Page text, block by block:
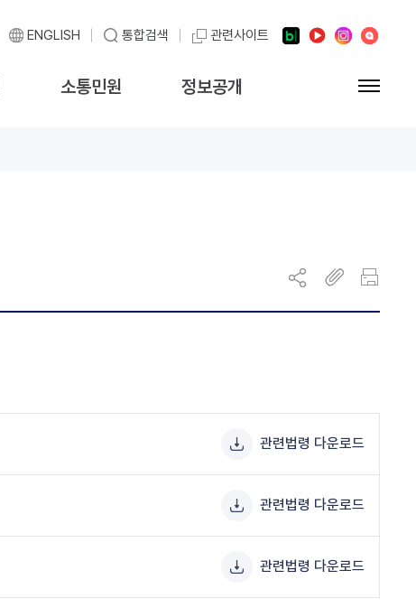
ENGLISH 통합검색 관련사이트 네이버블로그
유튜브인스타그램
뉴스레터
소통민원 정보공개
관련법령 다운로드
관련법령 다운로드
관련법령 다운로드